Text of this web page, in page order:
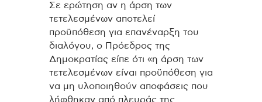
Σε ερώτηση αν η άρση των
τετελεσμένων αποτελεί
προϋπόθεση για επανέναρξη του
διαλόγου, ο Πρόεδρος της
Δημοκρατίας είπε ότι «η άρση των
τετελεσμένων είναι προϋπόθεση για
να μη υλοποιηθούν αποφάσεις που
λήφθηκαν από πλευράς της